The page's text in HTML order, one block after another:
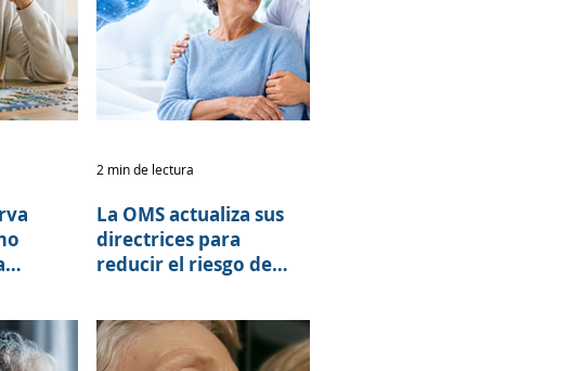
La OMS actualiza sus
directrices para
reducir el riesgo de
demencia
2 min de lectura